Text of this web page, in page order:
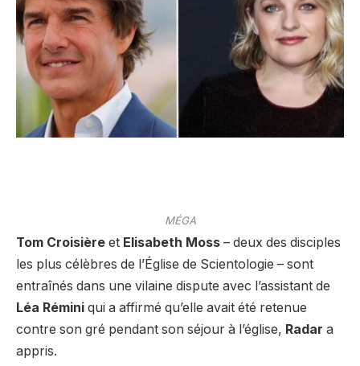
MÉGA
Tom Croisière et Elisabeth Moss – deux des disciples
les plus célèbres de l’Église de Scientologie – sont
entraînés dans une vilaine dispute avec l’assistant de
Léa Rémini qui a affirmé qu’elle avait été retenue
contre son gré pendant son séjour à l’église, Radar a
appris.